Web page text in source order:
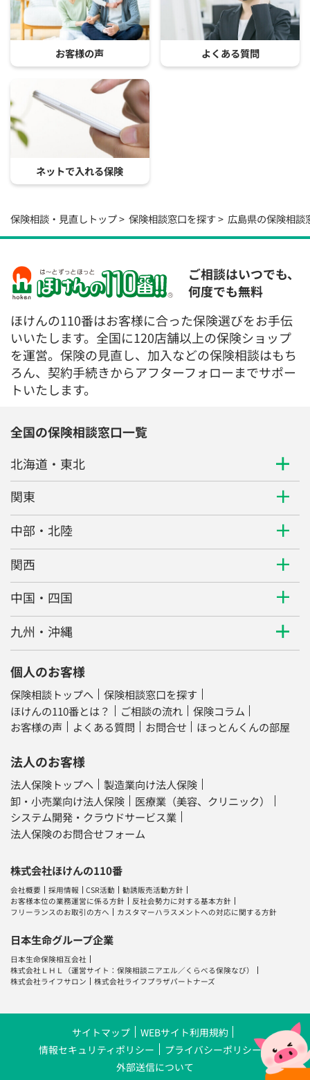
お客様の声 よくある質問
ネットで入れる保険
保険相談・見直しトップ 保険相談窓口を探す 広島県の保険相談
ご相談はいつでも、
何度でも無料
ほけんの110番はお客様に合った保険選びをお手伝
いいたします。全国に120店舗以上の保険ショップ
を運営。保険の見直し、加入などの保険相談はもち
ろん、契約手続きからアフターフォローまでサポー
トいたします。
全国の保険相談窓口一覧
北海道・東北
関東
中部・北陸
関西
中国・四国
九州・沖縄
個人のお客様
保険相談トップへ
保険相談窓口を探す
ほけんの110番とは？
ご相談の流れ
保険コラム
お客様の声
よくある質問 お問合せ ほっとんくんの部屋
法人のお客様
法人保険トップへ
製造業向け法人保険
卸・小売業向け法人保険
医療業（美容、クリニック）
システム開発・クラウドサービス業
法人保険のお問合せフォーム
株式会社ほけんの110番
会社概要 採用情報 CSR活動
勧誘販売活動方針
お客様本位の業務運営に係る方針
反社会勢力に対する基本方針
フリーランスのお取引の方へ
カスタマーハラスメントへの対応に関する方針
日本生命グループ企業
日本生命保険相互会社
株式会社ＬＨＬ
（運営サイト：保険相談ニアエル ／ くらべる保険なび）
株式会社ライフサロン
株式会社ライフプラザパートナーズ
サイトマップ
WEBサイト利用規約
情報セキュリティポリシー
プライバシーポリシー
外部送信について